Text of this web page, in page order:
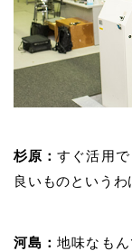
杉原：すぐ活用
良いものというわ
河島：地味なも